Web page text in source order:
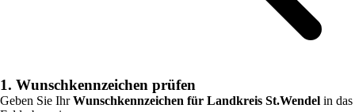
1. Wunschkennzeichen prüfen
Geben Sie IhrWunschkennzeichen für Landkreis St.Wendel in das